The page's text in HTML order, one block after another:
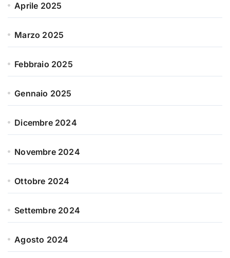
Aprile 2025
Marzo 2025
Febbraio 2025
Gennaio 2025
Dicembre 2024
Novembre 2024
Ottobre 2024
Settembre 2024
Agosto 2024